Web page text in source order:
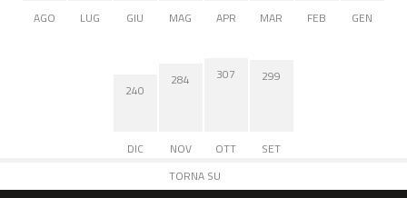
AGO
LUG GIU MAG APR MAR FEB GEN
240
DIC
284
NOV
307
OTT
299
SET
TORNA SU